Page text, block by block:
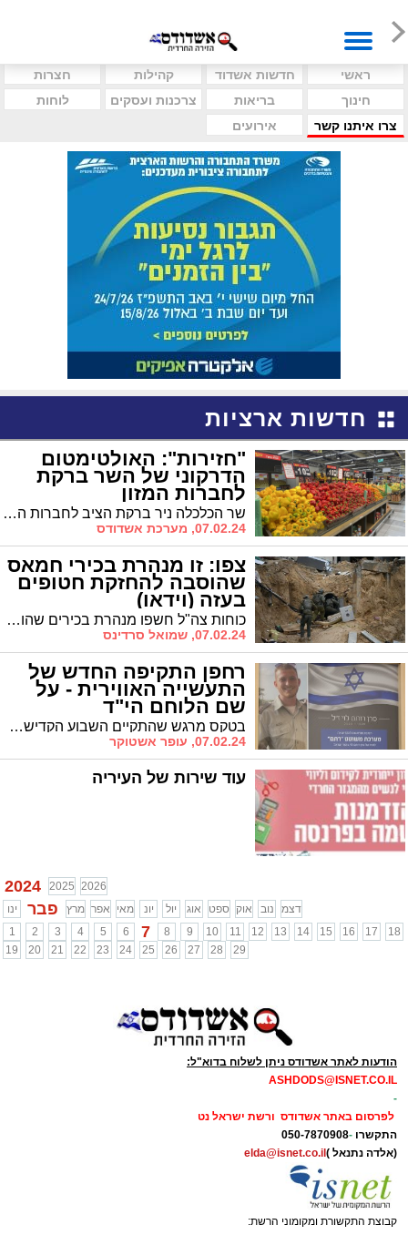
ראשי חדשות אשדוד קהילות
חצרות
חינוך
בריאות צרכנות ועסקים
לוחות
צרו איתנו קשר
אירועים
חדשות ארציות
"חזירות": האולטימטום
הדרקוני של השר ברקת
לחברות המזון
שר הכלכלה ניר ברקת הציב לחברות המזון שהעלו מחירים מפרוץ המלחמה, אולטימטום של 72 שעות לביטול העלאות המחירים. במידה ולא יעשו זאת, הוא הזהיר כי ייכנסו לרשימה שחורה
07.02.24, מערכת אשדודס
צפו: זו מנהרת בכירי חמאס
שהוסבה להחזקת חטופים
בעזה (וידאו)
כוחות צה"ל חשפו מנהרת בכירים שהוסבה למנהרה להחזקת חטופים בחאן יונס. על פי דובר צה"ל במנהרה הוחזקו כ-12 חטופים, 3 מהם שבו לארץ והיתר עוד מוחזקים בידי חמאס. בתוך כך, אוגדה 98 ויחידות מיוחדות איתרו והשמידו מנהרה נוספת. צפו בתיעוד
07.02.24, שמואל סרדינס
רחפן התקיפה החדש של
התעשייה האווירית - על
שם הלוחם הי"ד
בטקס מרגש שהתקיים השבוע הקדישה חטיבת מט"ח של התעשייה האווירית את מערכת המשוטט "רותם", לזכרו של סרן רותם לוי ז"ל, סגן מפקד פלגה ביחידת יהל"ם, שנפל בקרב בצפון רצועת עזה
07.02.24, עופר אשטוקר
עוד שירות של העיריה
2024 2025 2026
ינו
פבר מרץ אפר מאי יונ יול אוג ספט אוק נוב
דצמ
1
2 3 4 5 6 7 8 9 10 11 12 13 14 15 16 17
18
19
20 21 22 23 24 25 26 27 28 29
הודעות לאתר אשדודס ניתן לשלוח בדוא"ל:
ASHDODS@ISNET.CO.IL
-
לפרסום באתר אשדודס ורשת ישראל נט
התקשרו -
050-7870908
(אלדה נתנאל ) elda@isnet.co.il
קבוצת התקשורת ומקומוני הרשת: